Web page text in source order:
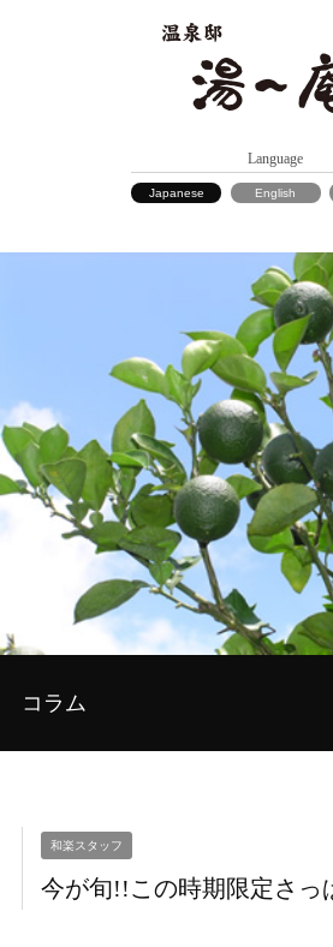
Language
Japanese English
コラム
和楽スタッフ
今が旬!!この時期限定さっ